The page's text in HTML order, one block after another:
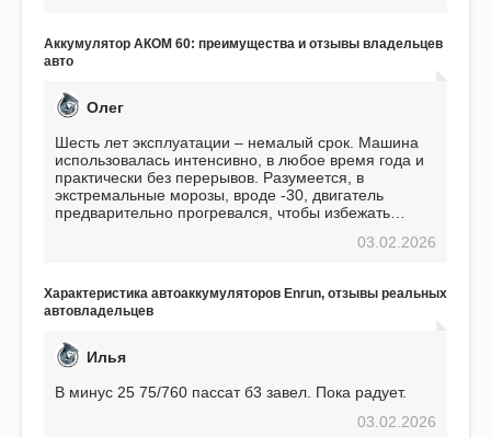
Аккумулятор АКОМ 60: преимущества и отзывы владельцев
авто
Олег
Шесть лет эксплуатации – немалый срок. Машина
использовалась интенсивно, в любое время года и
практически без перерывов. Разумеется, в
экстремальные морозы, вроде -30, двигатель
предварительно прогревался, чтобы избежать
использования не было ни единой поломки,
EFB 75. Судя по характеристикам, он даже
превосходит предыдущую модель.
03.02.2026
Характеристика автоаккумуляторов Enrun, отзывы реальных
автовладельцев
Илья
В минус 25 75/760 пассат б3 завел. Пока радует.
03.02.2026